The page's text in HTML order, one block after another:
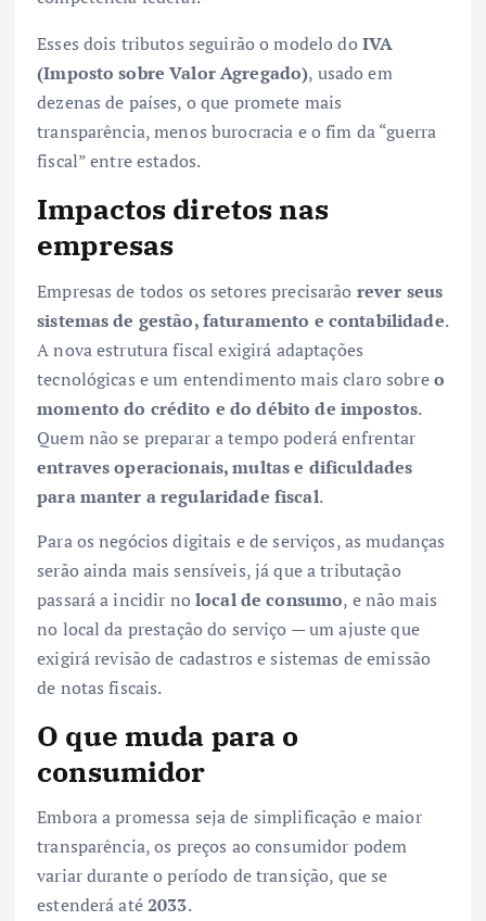
Esses dois tributos seguirão o modelo doIVA
(Imposto sobre Valor Agregado), usado em
dezenas de países, o que promete mais
transparência, menos burocracia e o fim da “guerra
fiscal” entre estados.
Impactos diretos nas
empresas
Empresas de todos os setores precisarão rever seus
sistemas de gestão, faturamento e contabilidade.
A nova estrutura fiscal exigirá adaptações
tecnológicas e um entendimento mais claro sobreo
momento do crédito e do débito de impostos.
Quem não se preparar a tempo poderá enfrentar
entraves operacionais, multas e dificuldades
para manter a regularidade fiscal.
Para os negócios digitais e de serviços, as mudanças
serão ainda mais sensíveis, já que a tributação
passará a incidir nolocal de consumo, e não mais
no local da prestação do serviço — um ajuste que
exigirá revisão de cadastros e sistemas de emissão
de notas fiscais.
O que muda para o
consumidor
Embora a promessa seja de simplificação e maior
transparência, os preços ao consumidor podem
variar durante o período de transição, que se
estenderá até2033.